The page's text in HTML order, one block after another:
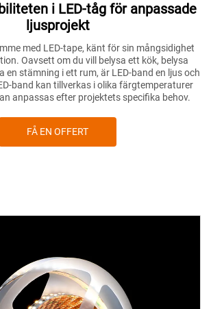
i LED-tåg för anpassade
ljusprojekt
med LED-tape, känt för sin mångsidighet
Oavsett om du vill belysa ett kök, belysa
en stämning i ett rum, är LED-band en ljus och
band kan tillverkas i olika färgtemperaturer
anpassas efter projektets specifika behov.
FÅ EN OFFERT